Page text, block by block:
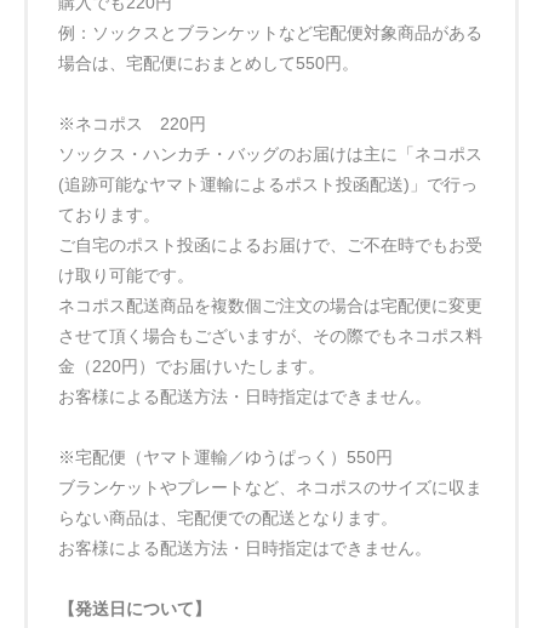
例：ソックスとブランケットなど宅配便対象商品がある
場合は、宅配便におまとめして550円。
※ネコポス 220円
ソックス・ハンカチ・バッグのお届けは主に「ネコポス
(追跡可能なヤマト運輸によるポスト投函配送)」で行っ
ております。
ご自宅のポスト投函によるお届けで、ご不在時でもお受
け取り可能です。
ネコポス配送商品を複数個ご注文の場合は宅配便に変更
させて頂く場合もございますが、その際でもネコポス料
金（220円）でお届けいたします。
お客様による配送方法・日時指定はできません。
※宅配便（ヤマト運輸／ゆうぱっく）550円
ブランケットやプレートなど、ネコポスのサイズに収ま
らない商品は、宅配便での配送となります。
お客様による配送方法・日時指定はできません。
【発送日について】